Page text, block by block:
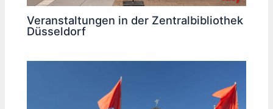
Veranstaltungen in der Zentralbibliothek
Düsseldorf